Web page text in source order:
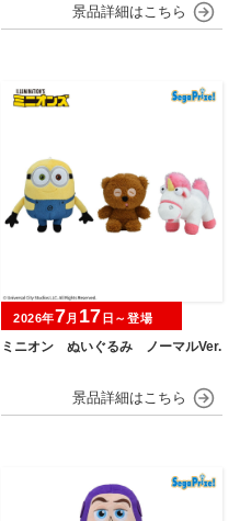
ミニオン ぬいぐるみ ノーマルVer.
2026年7月 17 日～登場